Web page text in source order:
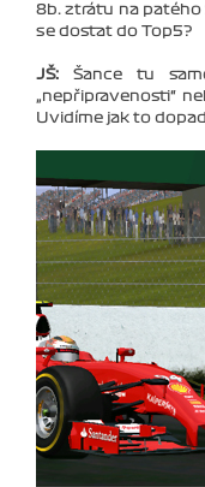
8b. ztrátu na patého
se dostat do Top5?
JŠ: Šance tu
„nepřipravenosti“
Uvidíme jak to